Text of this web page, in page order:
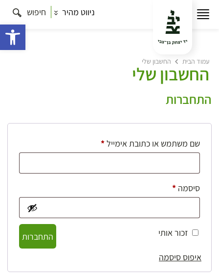
ניווט מהיר חיפוש
עמוד הבית החשבון שלי
החשבון שלי
התחברות
שם משתמש או כתובת אימייל*חובה
סיסמה *חובה
זכור אותי
התחברות
איפוס סיסמה